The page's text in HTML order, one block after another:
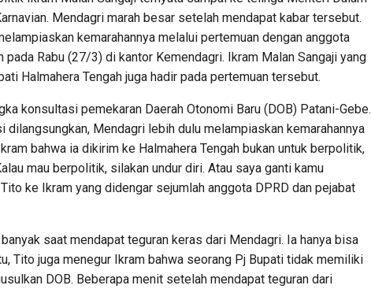
Mendagri marah besar setelah mendapat kabar tersebut.
kemarahannya melalui pertemuan dengan anggota
pada Rabu (27/3) di kantor Kemendagri. Ikram Malan Sangaji yang
Halmahera Tengah juga hadir pada pertemuan tersebut.
konsultasi pemekaran Daerah Otonomi Baru (DOB) Patani-Gebe.
dilangsungkan, Mendagri lebih dulu melampiaskan kemarahannya
bahwa ia dikirim ke Halmahera Tengah bukan untuk berpolitik,
mau berpolitik, silakan undur diri. Atau saya ganti kamu
ke Ikram yang didengar sejumlah anggota DPRD dan pejabat
saat mendapat teguran keras dari Mendagri. Ia hanya bisa
Tito juga menegur Ikram bahwa seorang Pj Bupati tidak memiliki
DOB. Beberapa menit setelah mendapat teguran dari